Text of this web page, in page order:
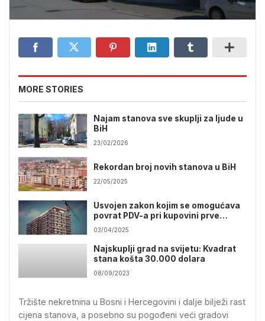
MORE STORIES
Najam stanova sve skuplji za ljude u
BiH
23/02/2026
Rekordan broj novih stanova u BiH
22/05/2025
Usvojen zakon kojim se omogućava
povrat PDV-a pri kupovini prve
nekretnine
03/04/2025
Najskuplji grad na svijetu: Kvadrat
stana košta 30.000 dolara
08/09/2023
Tržište nekretnina u Bosni i Hercegovini i dalje bilježi rast
cijena stanova, a posebno su pogođeni veći gradovi